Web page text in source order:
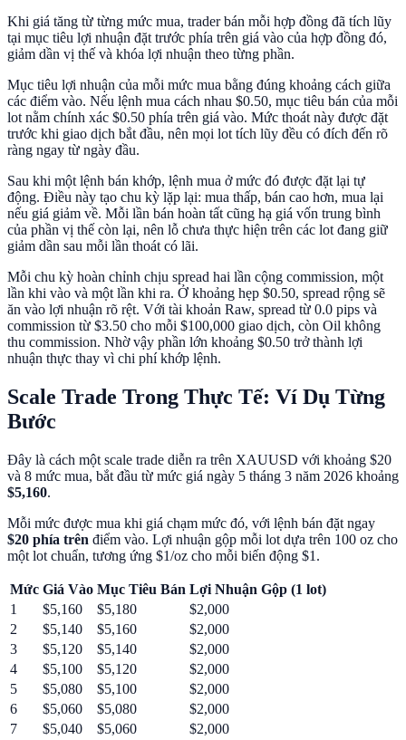
Khi giá tăng từ từng mức mua, trader bán mỗi hợp đồng đã tích lũy
tại mục tiêu lợi nhuận đặt trước phía trên giá vào của hợp đồng đó,
giảm dần vị thế và khóa lợi nhuận theo từng phần.
Mục tiêu lợi nhuận của mỗi mức mua bằng đúng khoảng cách giữa
các điểm vào. Nếu lệnh mua cách nhau $0.50, mục tiêu bán của mỗi
lot nằm chính xác $0.50 phía trên giá vào. Mức thoát này được đặt
trước khi giao dịch bắt đầu, nên mọi lot tích lũy đều có đích đến rõ
ràng ngay từ ngày đầu.
Sau khi một lệnh bán khớp, lệnh mua ở mức đó được đặt lại tự
động. Điều này tạo chu kỳ lặp lại: mua thấp, bán cao hơn, mua lại
nếu giá giảm về. Mỗi lần bán hoàn tất cũng hạ giá vốn trung bình
của phần vị thế còn lại, nên lỗ chưa thực hiện trên các lot đang giữ
giảm dần sau mỗi lần thoát có lãi.
Mỗi chu kỳ hoàn chỉnh chịu spread hai lần cộng commission, một
lần khi vào và một lần khi ra. Ở khoảng hẹp $0.50, spread rộng sẽ
ăn vào lợi nhuận rõ rệt. Với tài khoản Raw, spread từ 0.0 pips và
commission từ $3.50 cho mỗi $100,000 giao dịch, còn Oil không
thu commission. Nhờ vậy phần lớn khoảng $0.50 trở thành lợi
nhuận thực thay vì chi phí khớp lệnh.
Scale Trade Trong Thực Tế: Ví Dụ Từng
Bước
Đây là cách một scale trade diễn ra trên XAUUSD với khoảng $20
và 8 mức mua, bắt đầu từ mức giá ngày 5 tháng 3 năm 2026 khoảng
$5,160.
Mỗi mức được mua khi giá chạm mức đó, với lệnh bán đặt ngay
$20 phía trên điểm vào. Lợi nhuận gộp mỗi lot dựa trên 100 oz cho
một lot chuẩn, tương ứng $1/oz cho mỗi biến động $1.
Mức Giá Vào Mục Tiêu Bán Lợi Nhuận Gộp (1 lot)
1
$5,160 $5,180
$2,000
2
$5,140 $5,160
$2,000
3
$5,120 $5,140
$2,000
4
$5,100 $5,120
$2,000
5
$5,080 $5,100
$2,000
6
$5,060 $5,080
$2,000
7
$5,040 $5,060
$2,000